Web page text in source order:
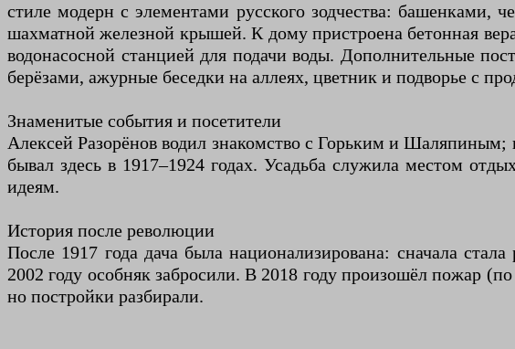
стиле модерн с элементами русского зодчества: башенками,
шахматной железной крышей. К дому пристроена бетонная
водонасосной станцией для подачи воды. Дополнительные
берёзами, ажурные беседки на аллеях, цветник и подворье с
Знаменитые события и посетители
Алексей Разорёнов водил знакомство с Горьким и
бывал здесь в 1917–1924 годах. Усадьба служила местом
идеям.
История после революции
После 1917 года дача была национализирована: сначала
2002 году особняк забросили. В 2018 году произошёл пожар
но постройки разбирали.